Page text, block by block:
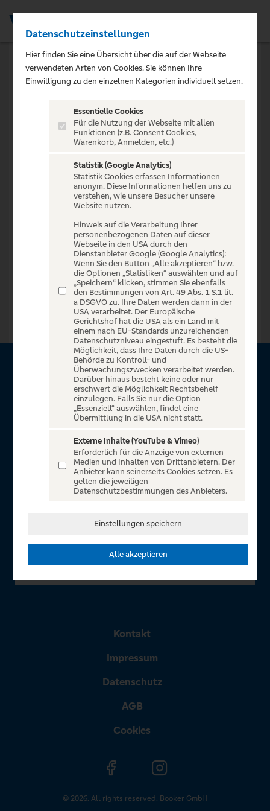
Promotion nicht
gefunden
Diese Promotion existiert nicht oder ist bereits
Zur Startseite
Über VR Entertain
Herzlich willkommen auf VR Entertain, ein exklusiver Service
für alle Kunden der Volksbanken Raiffeisenbanken. Auf
atemberaubende Konzerte, Musicals und Shows, die
Fußball-Bundesliga sowie die Champions League und die
Europa League.
Kontakt
Impressum
Datenschutz
AGB
Cookies
© 2026. All rights reserved. Booker GmbH
Datenschutzeinstellungen
Hier finden Sie eine Übersicht über die auf der Webseite
verwendeten Arten von Cookies. Sie können Ihre
Einwilligung zu den einzelnen Kategorien individuell setzen.
Essentielle Cookies
Für die Nutzung der Webseite mit allen
Funktionen (z.B. Consent Cookies,
Warenkorb, Anmelden, etc.)
Statistik (Google Analytics)
Statistik Cookies erfassen Informationen
anonym. Diese Informationen helfen uns zu
verstehen, wie unsere Besucher unsere
Website nutzen.
Hinweis auf die Verarbeitung Ihrer
personenbezogenen Daten auf dieser
Webseite in den USA durch den
Dienstanbieter Google (Google Analytics):
Wenn Sie den Button „Alle akzeptieren“ bzw.
die Optionen „Statistiken“ auswählen und auf
„Speichern“ klicken, stimmen Sie ebenfalls
den Bestimmungen von Art. 49 Abs. 1 S.1 lit.
a DSGVO zu. Ihre Daten werden dann in der
USA verarbeitet. Der Europäische
Gerichtshof hat die USA als ein Land mit
einem nach EU-Standards unzureichenden
Datenschutzniveau eingestuft. Es besteht die
Möglichkeit, dass Ihre Daten durch die US-
Behörde zu Kontroll- und
Überwachungszwecken verarbeitet werden.
Darüber hinaus besteht keine oder nur
erschwert die Möglichkeit Rechtsbehelf
einzulegen. Falls Sie nur die Option
„Essenziell“ auswählen, findet eine
Übermittlung in die USA nicht statt.
Externe Inhalte (YouTube & Vimeo)
Erforderlich für die Anzeige von externen
Medien und Inhalten von Drittanbietern. Der
Anbieter kann seinerseits Cookies setzen. Es
gelten die jeweiligen
Datenschutzbestimmungen des Anbieters.
Einstellungen speichern
Alle akzeptieren